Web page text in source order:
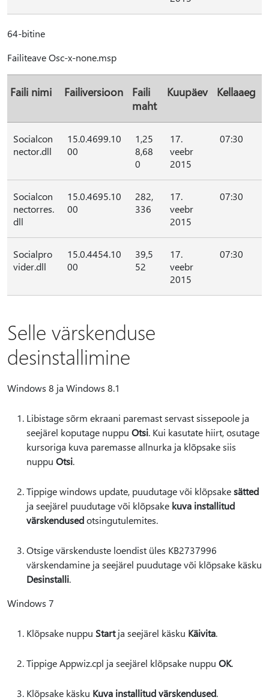
64-bitine
Failiteave Osc-x-none.msp
Faili nimi Failiversioon
Faili
maht
Kuupäev Kellaaeg
Socialcon
nector.dll
15.0.4699.10
00
1,25
8,68
0
17.
veebr
2015
07:30
Socialcon
nectorres.
dll
15.0.4695.10
00
282,
336
17.
veebr
2015
07:30
Socialpro
vider.dll
15.0.4454.10
00
39,5
52
17.
veebr
2015
07:30
Selle värskenduse
desinstallimine
Windows 8 ja Windows 8.1
Libistage sõrm ekraani paremast servast sissepoole ja
seejärel koputage nuppu Otsi. Kui kasutate hiirt, osutage
kursoriga kuva paremasse allnurka ja klõpsake siis
nuppu Otsi.
Tippige windows update, puudutage või klõpsakesätted
ja seejärel puudutage või klõpsake kuva installitud
värskendusedotsingutulemites.
Otsige värskenduste loendist üles KB2737996
värskendamine ja seejärel puudutage või klõpsake käsku
Desinstalli.
Windows 7
Klõpsake nuppu Startja seejärel käsku Käivita.
Tippige Appwiz.cpl ja seejärel klõpsake nuppu OK.
Klõpsake käsku Kuva installitud värskendused.